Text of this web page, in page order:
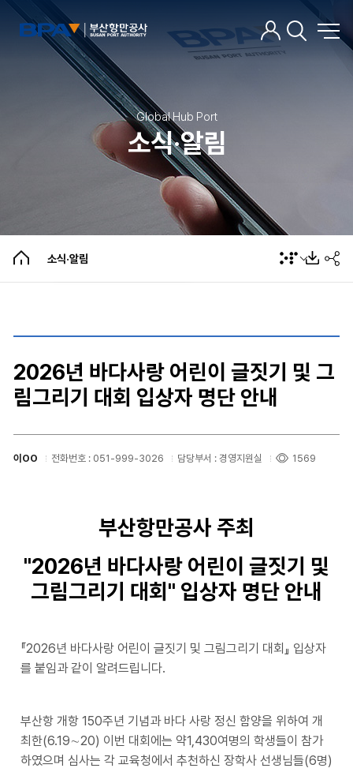
Global Hub Port
소식·알림
소식·알림
선박대피협의회 회의결과
팝업존
2026년 바다사랑 어린이 글짓기 및 그
림그리기 대회 입상자 명단 안내
이OO 전화번호 : 051-999-3026 담당부서 : 경영지원실 1569
부산항만공사 주최
"2026년 바다사랑 어린이 글짓기 및
그림그리기 대회" 입상자 명단 안내
『2026년 바다사랑 어린이 글짓기 및 그림그리기 대회』 입상자
를 붙임과 같이 알려드립니다.
부산항 개항 150주년 기념과 바다 사랑 정신 함양을 위하여 개
최한(6.19∼20) 이번 대회에는 약1,430여명의 학생들이 참가
하였으며 심사는 각 교육청에서 추천하신 장학사 선생님들(6명)